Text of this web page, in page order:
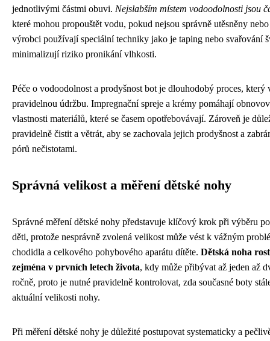
jednotlivými částmi obuvi. Nejslabším místem vodoodolnosti jsou
které mohou propouštět vodu, pokud nejsou správně utěsněny
výrobci používají speciální techniky jako je taping nebo svařování
minimalizují riziko pronikání vlhkosti.
Péče o vodoodolnost a prodyšnost bot je dlouhodobý proces, který
pravidelnou údržbu. Impregnační spreje a krémy pomáhají
vlastnosti materiálů, které se časem opotřebovávají. Zároveň je
pravidelně čistit a větrát, aby se zachovala jejich prodyšnost a
pórů nečistotami.
Správná velikost a měření dětské nohy
Správné měření dětské nohy představuje klíčový krok při výběru
děti, protože nesprávně zvolená velikost může vést k vážným
chodidla a celkového pohybového aparátu dítěte. Dětská noha
zejména v prvních letech života, kdy může přibývat až jeden až
ročně, proto je nutné pravidelně kontrolovat, zda současné boty
aktuální velikosti nohy.
Při měření dětské nohy je důležité postupovat systematicky a